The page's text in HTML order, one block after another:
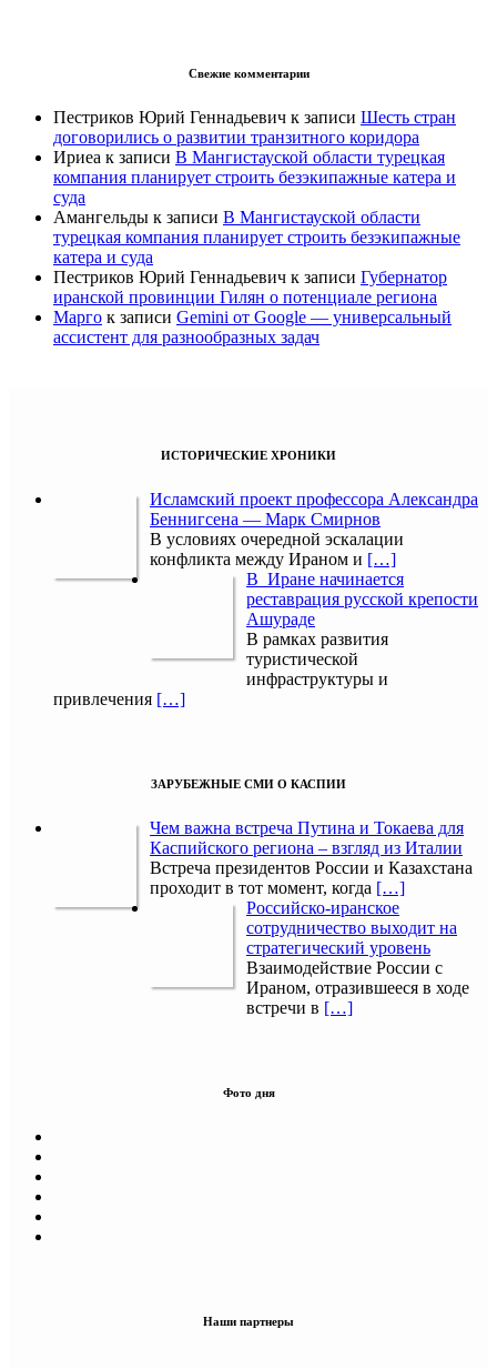
Свежие комментарии
Пестриков Юрий Геннадьевич к записи Шесть стран
договорились о развитии транзитного коридора
Ириеа к записи В Мангистауской области турецкая
компания планирует строить безэкипажные катера и
суда
Амангельды к записи В Мангистауской области
турецкая компания планирует строить безэкипажные
катера и суда
Пестриков Юрий Геннадьевич к записи Губернатор
иранской провинции Гилян о потенциале региона
Марго к записи Gemini от Google — универсальный
ассистент для разнообразных задач
ИСТОРИЧЕСКИЕ ХРОНИКИ
Исламский проект профессора Александра
Беннигсена — Марк Смирнов
В условиях очередной эскалации
конфликта между Ираном и […]
В Иране начинается
реставрация русской крепости
Ашураде
В рамках развития
туристической
инфраструктуры и
привлечения […]
ЗАРУБЕЖНЫЕ СМИ О КАСПИИ
Чем важна встреча Путина и Токаева для
Каспийского региона – взгляд из Италии
Встреча президентов России и Казахстана
проходит в тот момент, когда […]
Российско-иранское
сотрудничество выходит на
стратегический уровень
Взаимодействие России с
Ираном, отразившееся в ходе
встречи в […]
Фото дня
Наши партнеры